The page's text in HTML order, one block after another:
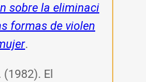
sobre la eliminaci
formas de violen
.
(1982). El